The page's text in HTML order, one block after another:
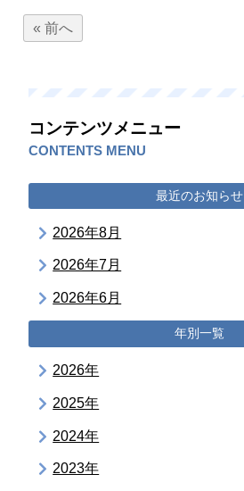
« 前へ
コンテンツメニュー
CONTENTS MENU
最近のお知らせ
2026年8月
2026年7月
2026年6月
年別一覧
2026年
2025年
2024年
2023年